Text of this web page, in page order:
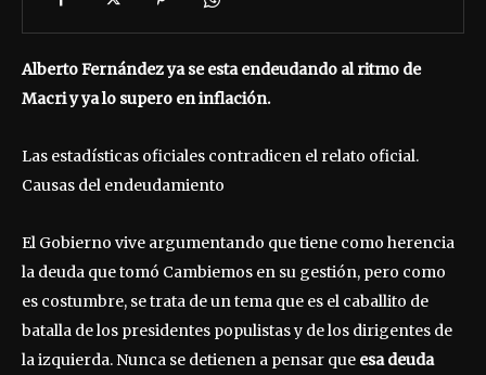
Alberto Fernández ya se esta endeudando al ritmo de
Macri y ya lo supero en inflación.
Las estadísticas oficiales contradicen el relato oficial.
Causas del endeudamiento
El Gobierno vive argumentando que tiene como herencia
la deuda que tomó Cambiemos en su gestión, pero como
es costumbre, se trata de un tema que es el caballito de
batalla de los presidentes populistas y de los dirigentes de
la izquierda. Nunca se detienen a pensar que esa deuda